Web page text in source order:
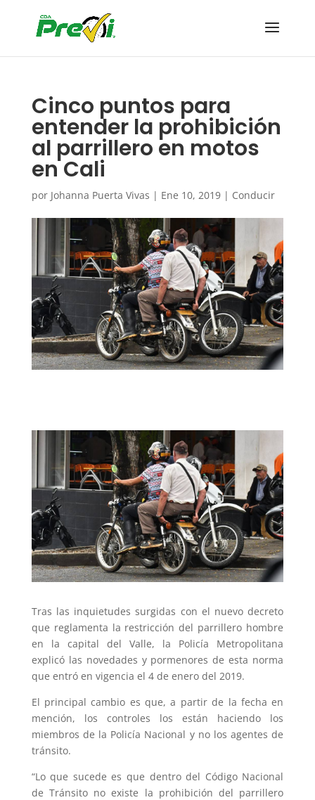
Cinco puntos para
entender la prohibición
al parrillero en motos
en Cali
por Johanna Puerta Vivas | Ene 10, 2019| Conducir
Tras las inquietudes surgidas con el nuevo decreto
que reglamenta la restricción del parrillero hombre
en la capital del Valle, la Policía Metropolitana
explicó las novedades y pormenores de esta norma
que entró en vigencia el 4 de enero del 2019.
El principal cambio es que, a partir de la fecha en
mención, los controles los están haciendo los
miembros de la Policía Nacional y no los agentes de
tránsito.
“Lo que sucede es que dentro del Código Nacional
de Tránsito no existe la prohibición del parrillero